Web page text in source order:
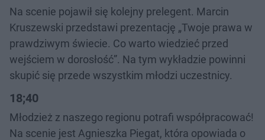
Na scenie pojawił się kolejny prelegent. Marcin
Kruszewski przedstawi prezentację „Twoje prawa w
prawdziwym świecie. Co warto wiedzieć przed
wejściem w dorosłość”. Na tym wykładzie powinni
skupić się przede wszystkim młodzi uczestnicy.
18;40
Młodzież z naszego regionu potrafi współpracować!
Na scenie jest Agnieszka Piegat, która opowiada o